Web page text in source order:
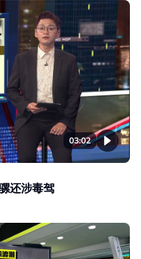
03:02
还涉毒驾